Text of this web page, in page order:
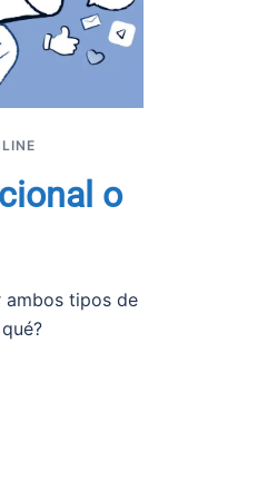
o
ambos tipos de